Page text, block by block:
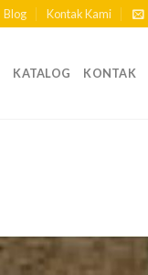
Blog Kontak Kami
KATALOG KONTAK